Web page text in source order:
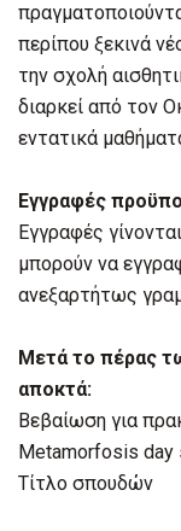
περίπου ξεκινά
την σχολή
διαρκεί από τον
εντατικά
Εγγραφές
Εγγραφές
μπορούν να
ανεξαρτήτως
Μετά το πέρας
αποκτά:
Βεβαίωση για
Metamorfosis day
Τίτλο σπουδών